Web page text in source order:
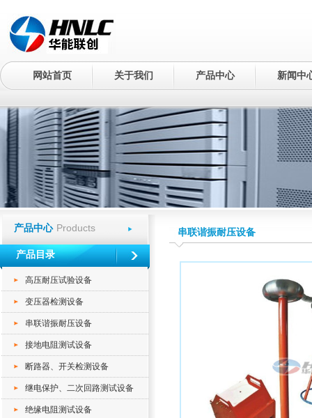
网站首页 关于我们 产品中心 新闻中
产品中心 Products
产品目录
高压耐压试验设备
变压器检测设备
串联谐振耐压设备
接地电阻测试设备
断路器、开关检测设备
继电保护、二次回路测试设备
绝缘电阻测试设备
串联谐振耐压设备